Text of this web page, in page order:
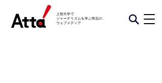
上智大学で
ジャーナリズムを学ぶ有志の
​ウェブメディア